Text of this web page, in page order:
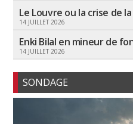
Le Louvre ou la crise de
14 JUILLET 2026
Enki Bilal en mineur de
14 JUILLET 2026
SONDAGE